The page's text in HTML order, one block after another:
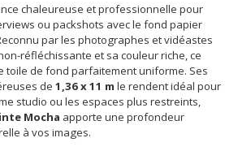
chaleureuse et professionnelle pour
ou packshots avec le fond papier
par les photographes et vidéastes
réfléchissante et sa couleur riche, ce
toile de fond parfaitement uniforme. Ses
de1,36 x 11 m le rendent idéal pour
studio ou les espaces plus restreints,
Mocha apporte une profondeur
à vos images.